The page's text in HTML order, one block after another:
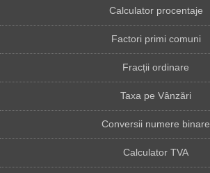
Calculator procentaje
Factori primi comuni
Fracții ordinare
Taxa pe Vânzări
Conversii numere binare
Calculator TVA